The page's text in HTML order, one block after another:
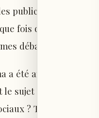
publications, il
fois que son nom
débats revenaient.
a été analysée et
le sujet que tout le
? Tout s’est-il